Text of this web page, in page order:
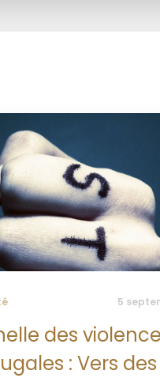
5
des
: Vers des